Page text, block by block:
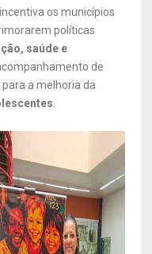
os municípios
políticas
saúde e
de
a melhoria da